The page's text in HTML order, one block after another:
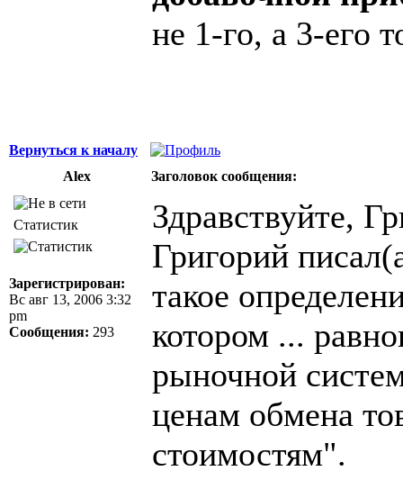
не 1-го, а 3-его
Вернуться к началу
Alex
Заголовок сообщения:
Статистик
Зарегистрирован:
Вс авг 13, 2006 3:32
pm
Сообщения: 293
Здравствуйте,
Григорий
такое
котором ...
рыночной
ценам обмена
стоимостям".